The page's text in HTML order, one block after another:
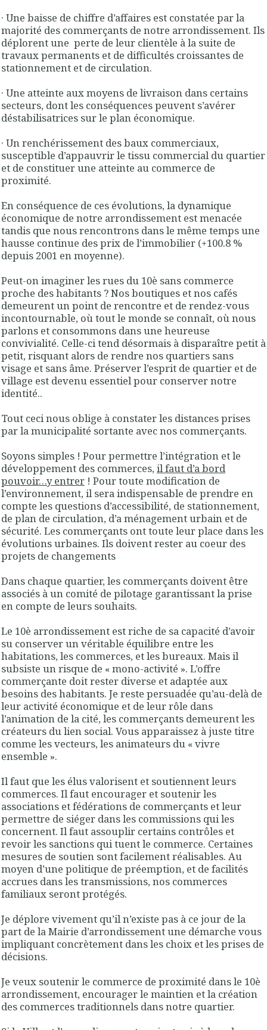
· Une baisse de chiffre d’affaires est constatée par la
majorité des commerçants de notre arrondissement. Ils
déplorent une perte de leur clientèle à la suite de
travaux permanents et de difficultés croissantes de
stationnement et de circulation.
· Une atteinte aux moyens de livraison dans certains
secteurs, dont les conséquences peuvent s’avérer
déstabilisatrices sur le plan économique.
· Un renchérissement des baux commerciaux,
susceptible d’appauvrir le tissu commercial du quartier
et de constituer une atteinte au commerce de
proximité.
En conséquence de ces évolutions, la dynamique
économique de notre arrondissement est menacée
tandis que nous rencontrons dans le même temps une
hausse continue des prix de l’immobilier (+100.8 %
depuis 2001 en moyenne).
Peut-on imaginer les rues du 10è sans commerce
proche des habitants ? Nos boutiques et nos cafés
demeurent un point de rencontre et de rendez-vous
incontournable, où tout le monde se connaît, où nous
parlons et consommons dans une heureuse
convivialité. Celle-ci tend désormais à disparaître petit à
petit, risquant alors de rendre nos quartiers sans
visage et sans âme. Préserver l’esprit de quartier et de
village est devenu essentiel pour conserver notre
identité..
Tout ceci nous oblige à constater les distances prises
par la municipalité sortante avec nos commerçants.
Soyons simples ! Pour permettre l’intégration et le
développement des commerces, il faut d’a bord
pouvoir…y entrer ! Pour toute modification de
l’environnement, il sera indispensable de prendre en
compte les questions d’accessibilité, de stationnement,
de plan de circulation, d’a ménagement urbain et de
sécurité. Les commerçants ont toute leur place dans les
évolutions urbaines. Ils doivent rester au coeur des
projets de changements
Dans chaque quartier, les commerçants doivent être
associés à un comité de pilotage garantissant la prise
en compte de leurs souhaits.
Le 10è arrondissement est riche de sa capacité d’avoir
su conserver un véritable équilibre entre les
habitations, les commerces, et les bureaux. Mais il
subsiste un risque de « mono-activité ». L’offre
commerçante doit rester diverse et adaptée aux
besoins des habitants. Je reste persuadée qu’au-delà de
leur activité économique et de leur rôle dans
l’animation de la cité, les commerçants demeurent les
créateurs du lien social. Vous apparaissez à juste titre
comme lesvecteurs, les animateurs du « vivre
ensemble ».
Il faut que les élus valorisent et soutiennent leurs
commerces. Il faut encourager et soutenir les
associations et fédérations de commerçants et leur
permettre de siéger dans les commissions qui les
concernent. Il faut assouplir certains contrôles et
revoir les sanctions qui tuent le commerce. Certaines
mesures de soutien sont facilement réalisables. Au
moyen d’une politique de préemption, et de facilités
accrues dans les transmissions, nos commerces
familiaux seront protégés.
Je déplore vivement qu’il n’existe pas à ce jour de la
part de la Mairie d’arrondissement une démarche vous
impliquant concrètement dans les choix et les prises de
décisions.
Je veux soutenir le commerce de proximité dans le 10è
arrondissement, encourager le maintien et la création
des commerces traditionnels dans notre quartier.